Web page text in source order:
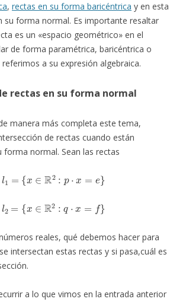
, rectas en su forma baricéntrica y en esta
su forma normal. Es importante resaltar
es un «espacio geométrico» en el
de forma paramétrica, baricéntrica o
a su expresión algebraica.
rectas en su forma normal
manera más completa este tema,
de rectas cuando están
forma normal. Sean las rectas
l1 x∈ 2:p⋅
l2 x∈ 2:q
reales, qué debemos hacer para
intersectan estas rectas y si pasa,cuál es
a lo que vimos en la entrada anterior